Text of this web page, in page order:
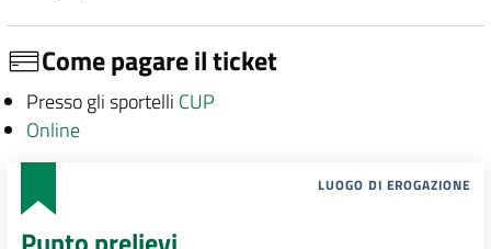
Come pagare il ticket
Presso gli sportelli CUP
Online
LUOGO DI EROGAZIONE